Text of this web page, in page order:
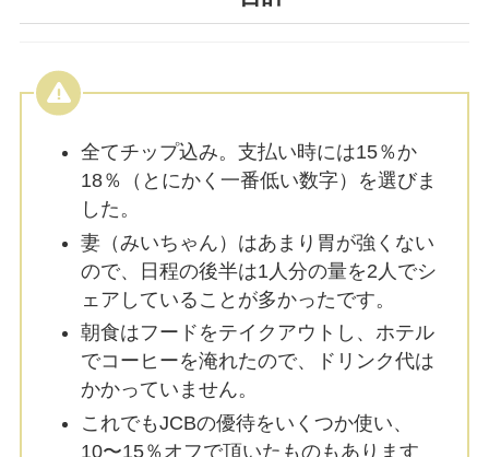
全てチップ込み。支払い時には15％か
18％（とにかく一番低い数字）を選びま
した。
妻（みいちゃん）はあまり胃が強くない
ので、日程の後半は1人分の量を2人でシ
ェアしていることが多かったです。
朝食はフードをテイクアウトし、ホテル
でコーヒーを淹れたので、ドリンク代は
かかっていません。
これでもJCBの優待をいくつか使い、
10〜15％オフで頂いたものもあります